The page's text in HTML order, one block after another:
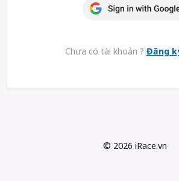
Chưa có tài khoản ? Đăng
© 2026 iRace.vn